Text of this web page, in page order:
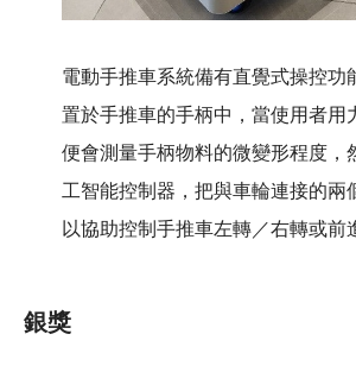
電動手推車系統備有直覺式操控功
置於手推車的手柄中，當使用者用
便會測量手柄物料的微變形程度，
工智能控制器，把與車輪連接的兩
以協助控制手推車左轉／右轉或前
銀獎